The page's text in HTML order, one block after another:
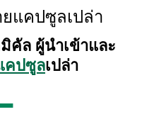
แคปซูลเปล่า
คัล ผู้นำเข้าและ
คปซูลเปล่า